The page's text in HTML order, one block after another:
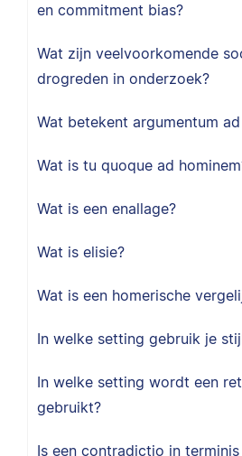
en commitment bias?
Wat zijn veelvoorkomende
drogreden in onderzoek?
Wat betekent argumentum
Wat is tu quoque ad
Wat is een enallage?
Wat is elisie?
Wat is een homerische
In welke setting gebruik je
In welke setting wordt een
gebruikt?
Is een contradictio in